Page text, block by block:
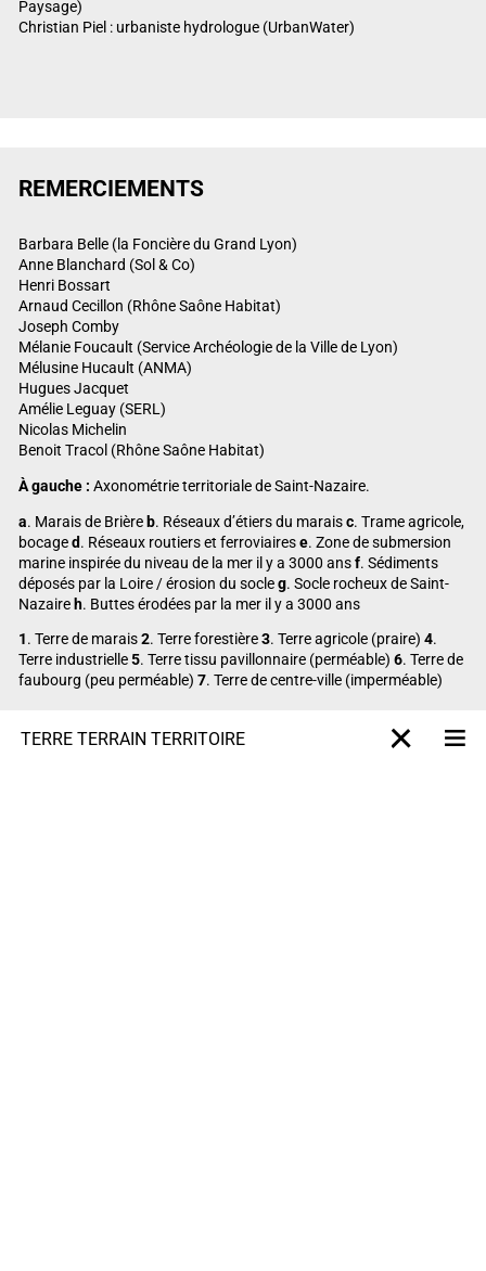
TERRE TERRAIN TERRITOIRE X-projet
Paysage)
Christian Piel : urbaniste hydrologue (UrbanWater)
REMERCIEMENTS
Barbara Belle (la Foncière du Grand Lyon)
Anne Blanchard (Sol & Co)
Henri Bossart
Arnaud Cecillon (Rhône Saône Habitat)
Joseph Comby
Mélanie Foucault (Service Archéologie de la Ville de Lyon)
Mélusine Hucault (ANMA)
Hugues Jacquet
Amélie Leguay (SERL)
Nicolas Michelin
Benoit Tracol (Rhône Saône Habitat)
À gauche : Axonométrie territoriale de Saint-Nazaire.
a. Marais de Brièreb. Réseaux d’étiers du maraisc. Trame agricole,
bocaged. Réseaux routiers et ferroviairese. Zone de submersion
marine inspirée du niveau de la mer il y a 3000 ansf. Sédiments
déposés par la Loire / érosion du socleg. Socle rocheux de Saint-
Nazaireh. Buttes érodées par la mer il y a 3000 ans
1. Terre de marais2. Terre forestière3. Terre agricole (praire) 4.
Terre industrielle5. Terre tissu pavillonnaire (perméable) 6. Terre de
faubourg (peu perméable) 7. Terre de centre-ville (imperméable)